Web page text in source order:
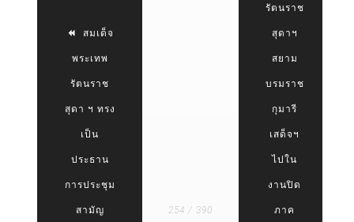
สมเด็จ
พระเทพ
รัตนราช
สุดา ฯ ทรง
เป็น
ประธาน
การประชุม
สามัญ 254 / 390
รัตนราช
สุดาฯ
สยาม
บรมราช
กุมารี
เสด็จฯ
ไปใน
งานปิด
ภาค